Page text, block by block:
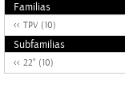
Familias
TPV (10)
Subfamilias
22" (10)